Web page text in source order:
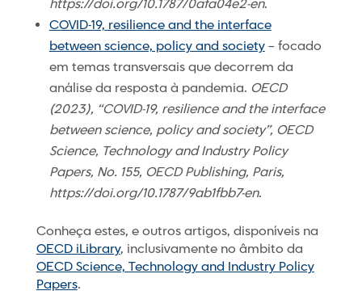
https://doi.org/10.1787/0afa04e2-en.
COVID-19, resilience and the interface
between science, policy and society– focado
em temas transversais que decorrem da
análise da resposta à pandemia. OECD
(2023), “COVID-19, resilience and the interface
between science, policy and society”, OECD
Science, Technology and Industry Policy
Papers, No. 155, OECD Publishing, Paris,
https://doi.org/10.1787/9ab1fbb7-en.
Conheça estes, e outros artigos, disponíveis na
OECD iLibrary, inclusivamente no âmbito da
OECD Science, Technology and Industry Policy
Papers.